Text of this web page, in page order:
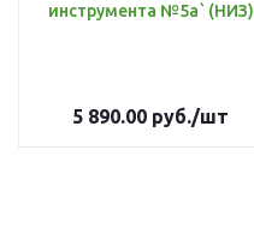
инструмента №5а` (НИЗ)
5 890.00 руб./шт